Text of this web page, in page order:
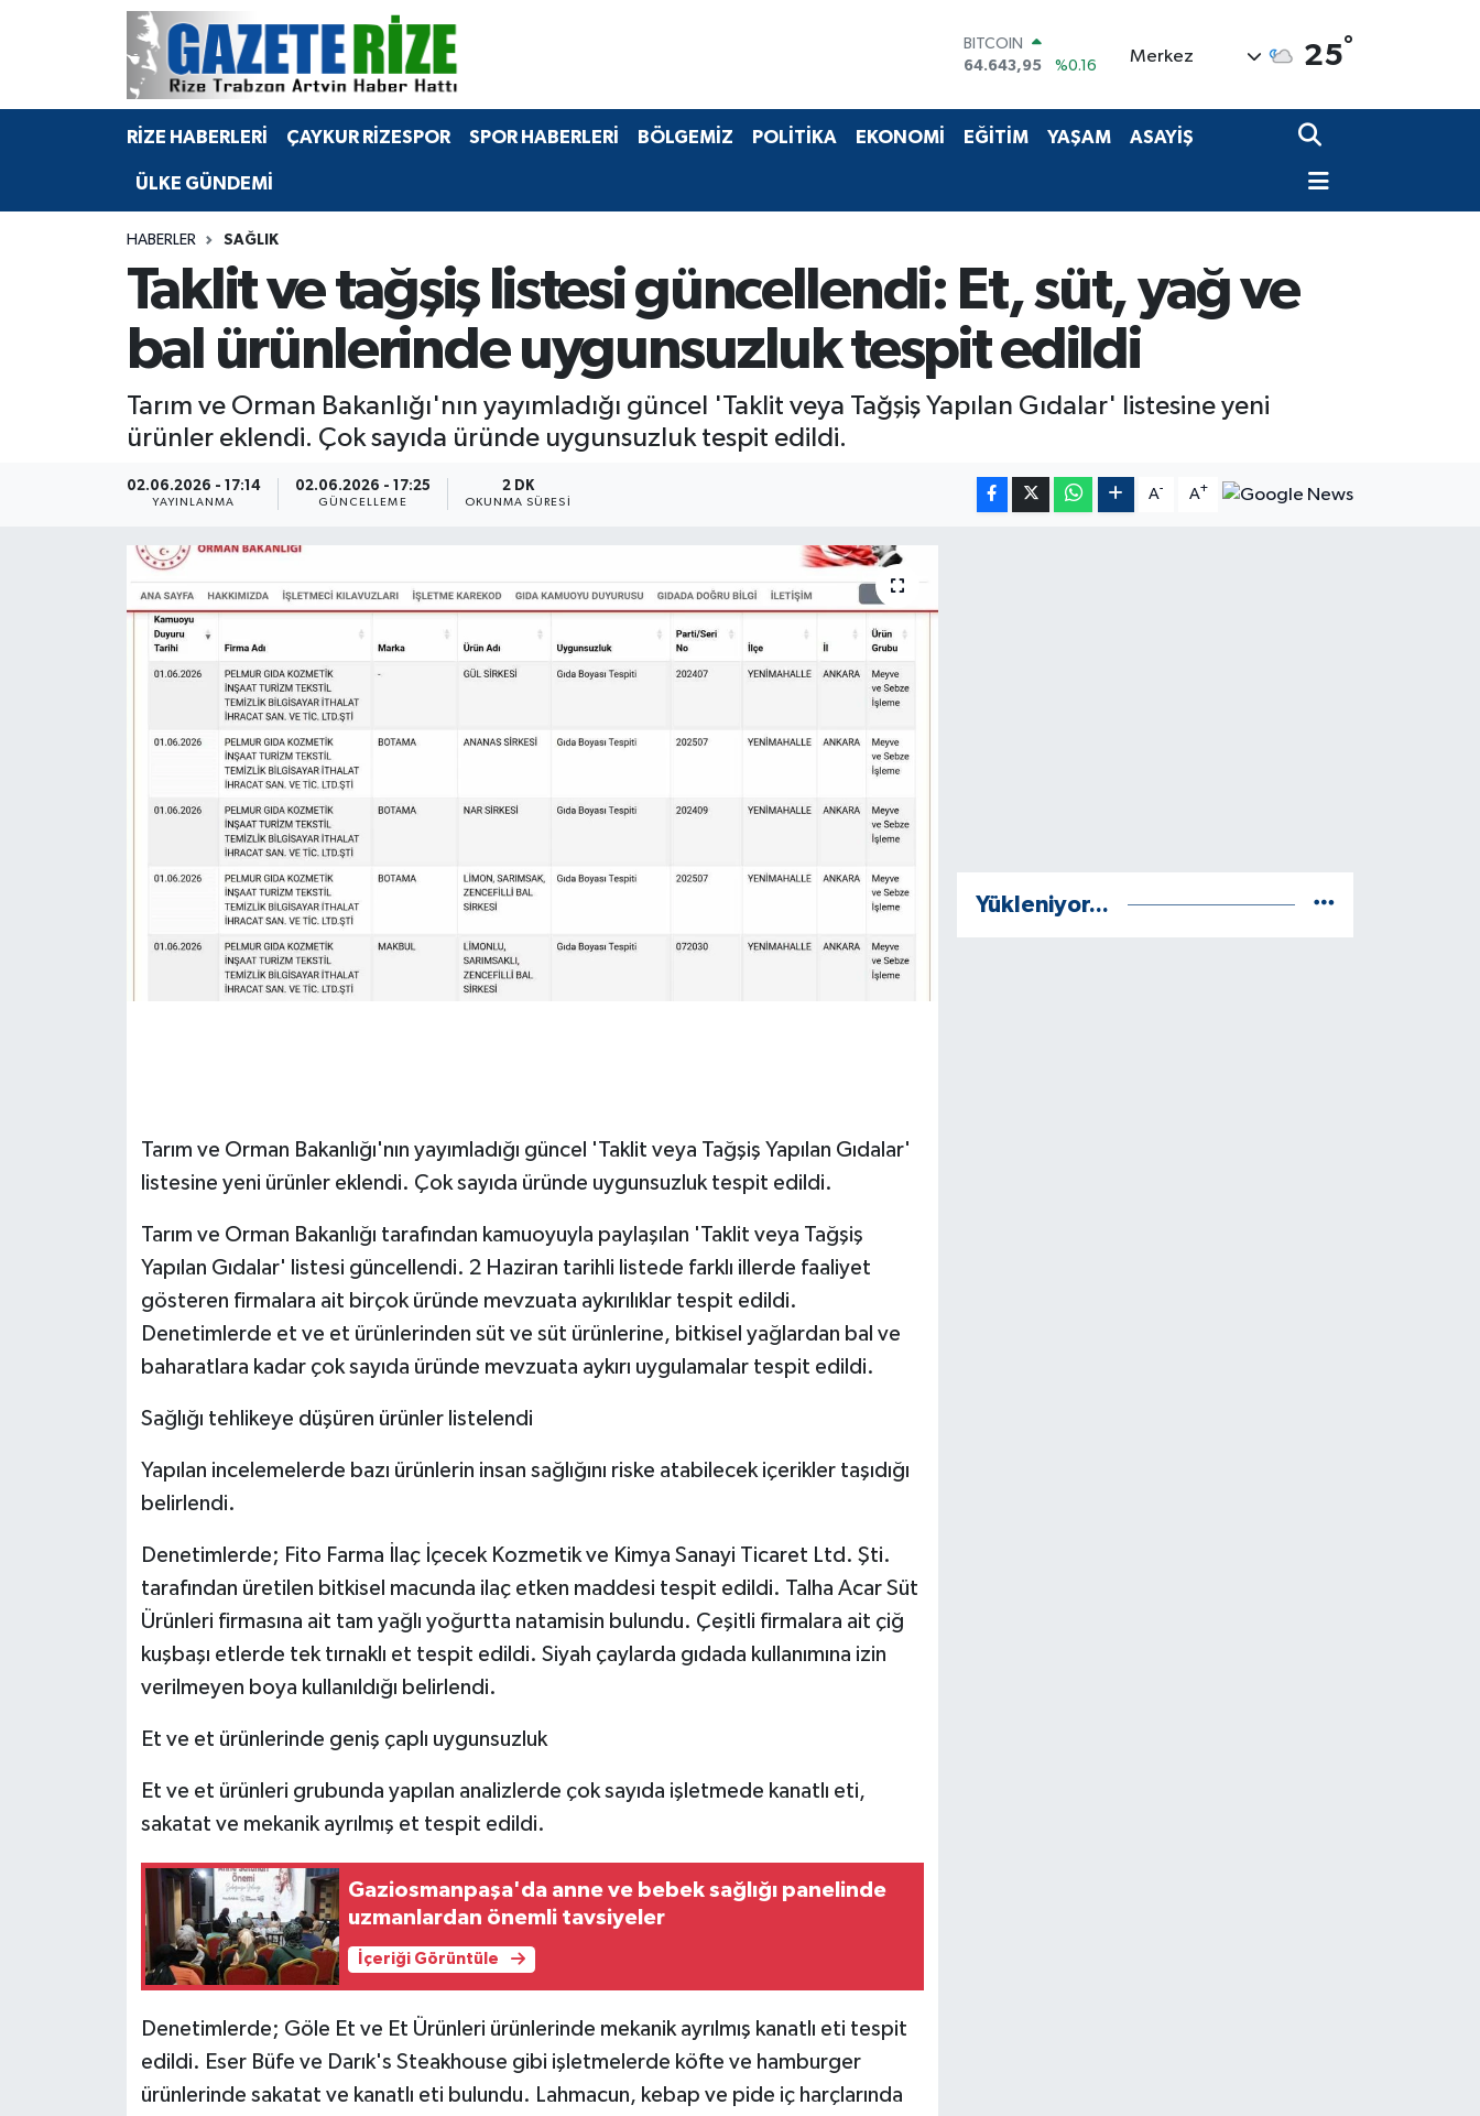
DOLAR
47,6704
%0
55,0406
%-0.08
STERLİN
64.643,95
%0.16
Merkez 25°
RİZE HABERLERİ ÇAYKUR RİZESPOR SPOR HABERLERİ BÖLGEMİZ POLİTİKA EKONOMİ EĞİTİM YAŞAM ASAYİŞ
ÜLKE GÜNDEMİ
HABERLER SAĞLIK
Taklit ve tağşiş listesi güncellendi: Et, süt, yağ ve
bal ürünlerinde uygunsuzluk tespit edildi
Tarım ve Orman Bakanlığı'nın yayımladığı güncel 'Taklit veya Tağşiş Yapılan Gıdalar' listesine yeni
ürünler eklendi. Çok sayıda üründe uygunsuzluk tespit edildi.
02.06.2026 - 17:14
YAYINLANMA
02.06.2026 - 17:25
GÜNCELLEME
2 DK
OKUNMA SÜRESI
A- A+
Tarım ve Orman Bakanlığı'nın yayımladığı güncel 'Taklit veya Tağşiş Yapılan Gıdalar'
listesine yeni ürünler eklendi. Çok sayıda üründe uygunsuzluk tespit edildi.
Tarım ve Orman Bakanlığı tarafından kamuoyuyla paylaşılan 'Taklit veya Tağşiş
Yapılan Gıdalar' listesi güncellendi. 2 Haziran tarihli listede farklı illerde faaliyet
gösteren firmalara ait birçok üründe mevzuata aykırılıklar tespit edildi.
Denetimlerde et ve et ürünlerinden süt ve süt ürünlerine, bitkisel yağlardan bal ve
baharatlara kadar çok sayıda üründe mevzuata aykırı uygulamalar tespit edildi.
Sağlığı tehlikeye düşüren ürünler listelendi
Yapılan incelemelerde bazı ürünlerin insan sağlığını riske atabilecek içerikler taşıdığı
belirlendi.
Denetimlerde; Fito Farma İlaç İçecek Kozmetik ve Kimya Sanayi Ticaret Ltd. Şti.
tarafından üretilen bitkisel macunda ilaç etken maddesi tespit edildi. Talha Acar Süt
Ürünleri firmasına ait tam yağlı yoğurtta natamisin bulundu. Çeşitli firmalara ait çiğ
kuşbaşı etlerde tek tırnaklı et tespit edildi. Siyah çaylarda gıdada kullanımına izin
verilmeyen boya kullanıldığı belirlendi.
Et ve et ürünlerinde geniş çaplı uygunsuzluk
Et ve et ürünleri grubunda yapılan analizlerde çok sayıda işletmede kanatlı eti,
sakatat ve mekanik ayrılmış et tespit edildi.
Gaziosmanpaşa'da anne ve bebek sağlığı panelinde
uzmanlardan önemli tavsiyeler
İçeriği Görüntüle
Denetimlerde; Göle Et ve Et Ürünleri ürünlerinde mekanik ayrılmış kanatlı eti tespit
edildi. Eser Büfe ve Darık's Steakhouse gibi işletmelerde köfte ve hamburger
ürünlerinde sakatat ve kanatlı eti bulundu. Lahmacun, kebap ve pide iç harçlarında
Yükleniyor...
BÖLGEMİZ
Bilim Teknoloji
Advertising news
Canlı Maç
Dış Haberler
English News
Jandarma
KÜLTÜR SANAT
MAGAZİN
Otomobil
POLİTİKA
SPOR HABERLERİ
TEKNOLOJİ
ÜLKE GÜNDEMİ
Merkez Nöbetçi Eczaneler
Merkez Hava Durumu
Merkez Trafik Yoğunluk Haritası
Tüm Manşetler
Son Dakika Haberleri
Haber Arşivi